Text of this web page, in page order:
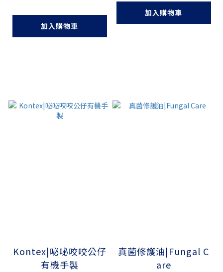
加入購物車
加入購物車
Kontex|咇咇咬咬公仔
有機手製
真菌修護油|Fungal C
are